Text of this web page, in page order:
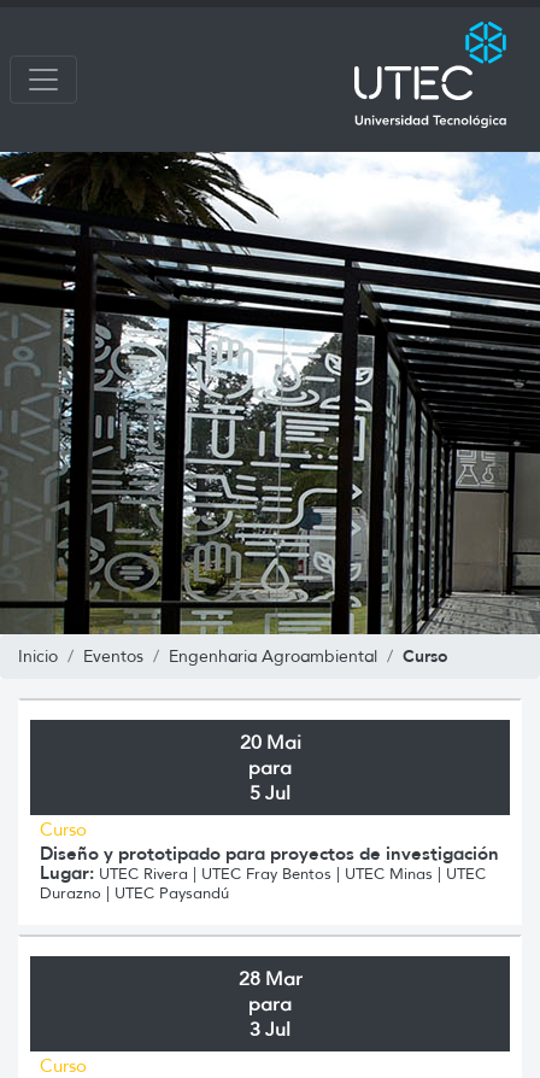
Inicio Eventos Engenharia Agroambiental Curso
20 Mai
para
5 Jul
Curso
Diseño y prototipado para proyectos de investigación
Lugar: UTEC Rivera | UTEC Fray Bentos | UTEC Minas | UTEC
Durazno | UTEC Paysandú
28 Mar
para
3 Jul
Curso